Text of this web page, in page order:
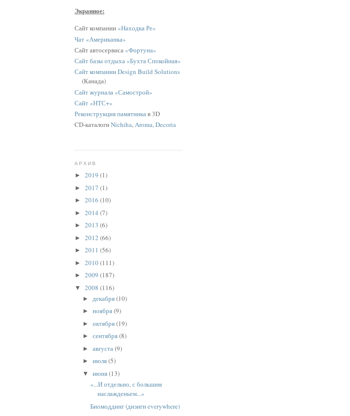
Экранное:
Сайт компании «Находка Ре»
Чат «Американка»
Сайт автосервиса «Фортуна»
Сайт базы отдыха «Бухта Спокойная»
Сайт компании Design Build Solutions
(Канада)
Сайт журнала «Самострой»
Сайт «НТС+»
Реконструкция памятникав 3D
CD-каталогиNichiha,Aroma, Decoria
АРХИВ
► 2019 (1)
► 2017 (1)
► 2016 (10)
► 2014 (7)
► 2013 (6)
► 2012 (66)
► 2011 (56)
► 2010(111)
► 2009 (187)
▼ 2008 (116)
► декабря(10)
► ноября(9)
► октября(19)
► сентября(8)
► августа(9)
► июля(5)
▼ июня(13)
«...И отдельно, с большим
наслажденьем...»
Биомоддинг (дизигн everywhere)